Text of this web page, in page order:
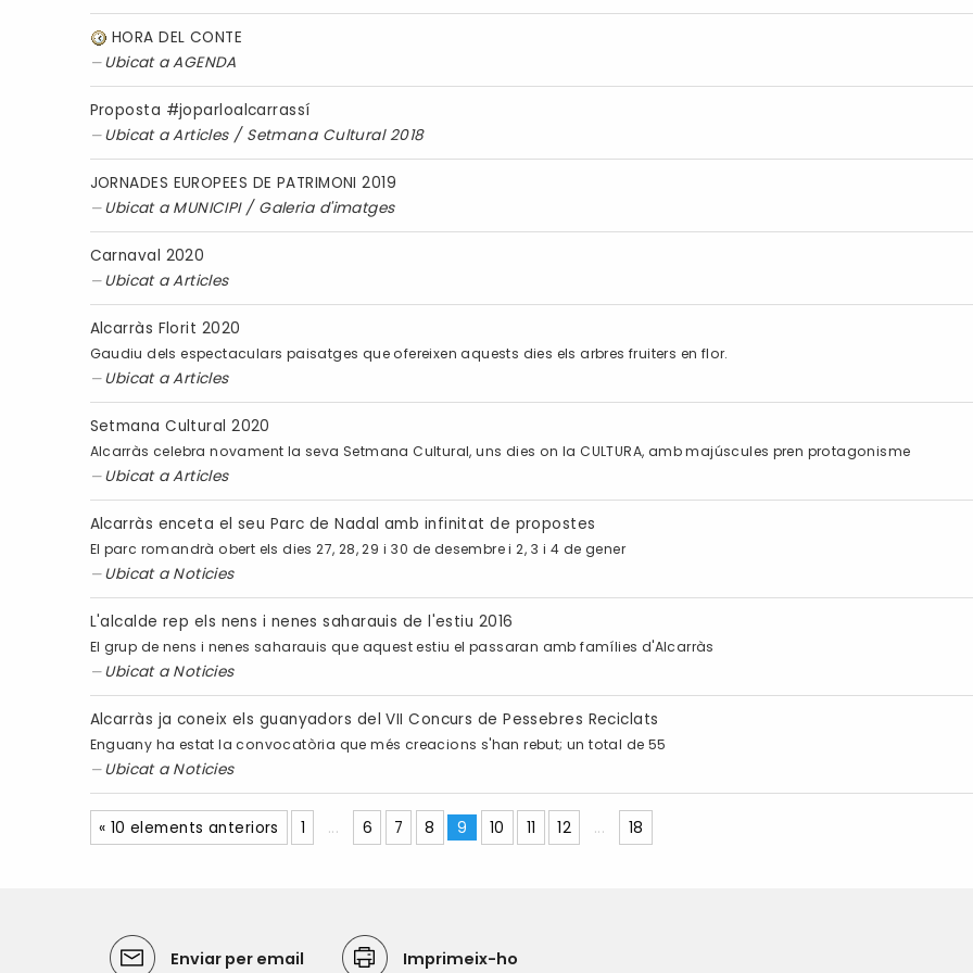
HORA DEL CONTE
Ubicat aAGENDA
Proposta #joparloalcarrassí
Ubicat aArticles / Setmana Cultural 2018
JORNADES EUROPEES DE PATRIMONI 2019
Ubicat a MUNICIPI / Galeria d'imatges
Carnaval 2020
Ubicat aArticles
Alcarràs Florit 2020
Gaudiu dels espectaculars paisatges que ofereixen aquests dies els arbres fruiters en flor.
Ubicat aArticles
Setmana Cultural 2020
Alcarràs celebra novament la seva Setmana Cultural, uns dies on la CULTURA, amb majúscules pren protagonisme
Ubicat aArticles
Alcarràs enceta el seu Parc de Nadal amb infinitat de propostes
El parc romandrà obert els dies 27, 28, 29 i 30 de desembre i 2, 3 i 4 de gener
Ubicat a Noticies
L'alcalde rep els nens i nenes saharauis de l'estiu 2016
El grup de nens i nenes saharauis que aquest estiu el passaran amb famílies d'Alcarràs
Ubicat a Noticies
Alcarràs ja coneix els guanyadors del VII Concurs de Pessebres Reciclats
Enguany ha estat la convocatòria que més creacions s'han rebut; un total de 55
Ubicat a Noticies
« 10 elements anteriors 1 ... 6 7 8 9 10 11 12 ... 18
Enviar per email Imprimeix-ho